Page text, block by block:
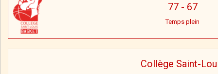
77- 67
Temps plein
Collège Saint-